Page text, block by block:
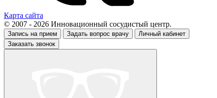
Карта сайта
© 2007 - 2026 Инновационный сосудистый центр.
Запись на прием Задать вопрос врачу
Личный кабинет
Заказать звонок